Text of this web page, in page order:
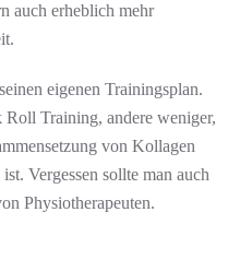
auch erheblich mehr
eigenen Trainingsplan.
Training, andere weniger,
von Kollagen
Vergessen sollte man auch
Physiotherapeuten.